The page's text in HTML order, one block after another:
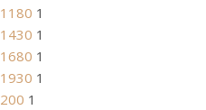
1180 1
1430 1
1680 1
1930 1
200 1